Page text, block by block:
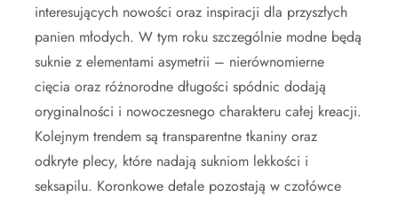
interesujących nowości oraz inspiracji dla przyszłych
panien młodych. W tym roku szczególnie modne będą
suknie z elementami asymetrii – nierównomierne
cięcia oraz różnorodne długości spódnic dodają
oryginalności i nowoczesnego charakteru całej kreacji.
Kolejnym trendem są transparentne tkaniny oraz
odkryte plecy, które nadają sukniom lekkości i
seksapilu. Koronkowe detale pozostają w czołówce